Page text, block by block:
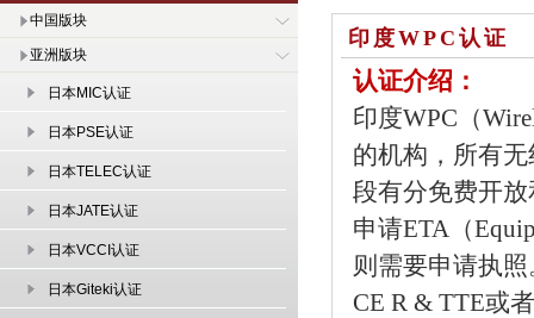
中国版块
亚洲版块
日本MIC认证
日本PSE认证
日本TELEC认证
日本JATE认证
日本VCCI认证
日本Giteki认证
印度WPC认证
认证介绍：
印度WPC（
的机构，所有
段有分免费开
申请ETA（
则需要申请执
CE R & TTE或